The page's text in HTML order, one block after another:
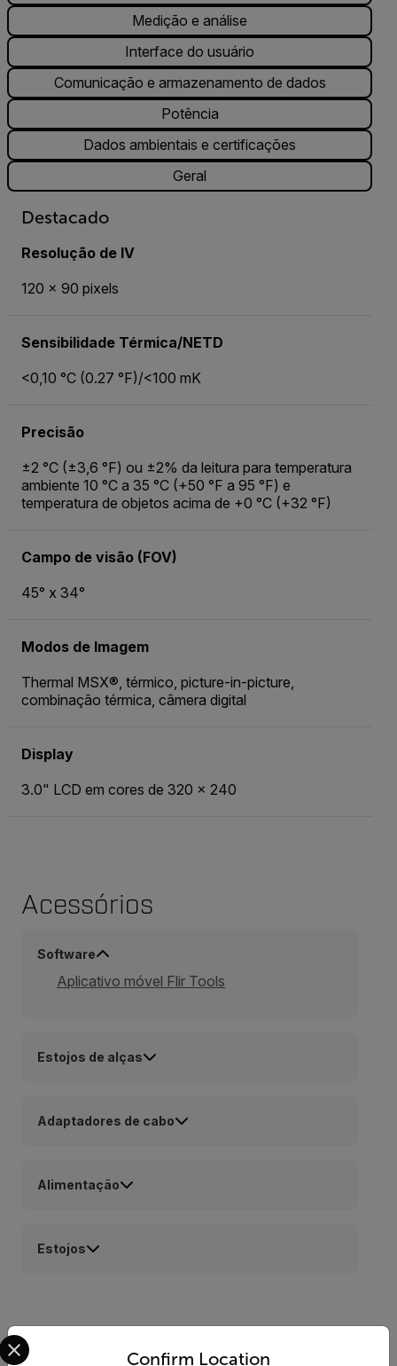
Medição e análise
Interface do usuário
Comunicação e armazenamento de dados
Potência
Dados ambientais e certificações
Geral
Destacado
Resolução de IV
120 × 90 pixels
Sensibilidade Térmica/NETD
<0,10 °C (0.27 °F)/<100 mK
Precisão
±2 °C (±3,6 °F) ou ±2% da leitura para temperatura
ambiente 10 °C a 35 °C (+50 °F a 95 °F) e
temperatura de objetos acima de +0 °C (+32 °F)
Campo de visão (FOV)
45° x 34°
Modos de Imagem
Thermal MSX®, térmico, picture-in-picture,
combinação térmica, câmera digital
Display
3.0" LCD em cores de 320 × 240
Acessórios
Software
Aplicativo móvel Flir Tools
Estojos de alças
Adaptadores de cabo
Alimentação
Estojos
Confirm Location
Select your preferred country and language from the